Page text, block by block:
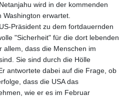
JEP 0.856077
JMD 182.637459
wird in der kommenden
erwartet.
Präsident zu dem fortdauernden
"Sicherheit" für die dort lebenden
allem, dass die Menschen im
Sie sind durch die Hölle
antwortete dabei auf die Frage, ob
dass die USA das
wie er es im Februar